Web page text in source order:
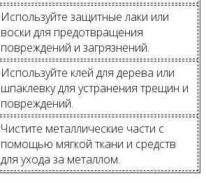
Используйте защитные лаки или
воски для предотвращения
повреждений и загрязнений.
Используйте клей для дерева или
шпаклевку для устранения трещин и
повреждений.
Чистите металлические части с
помощью мягкой ткани и средств
для ухода за металлом.